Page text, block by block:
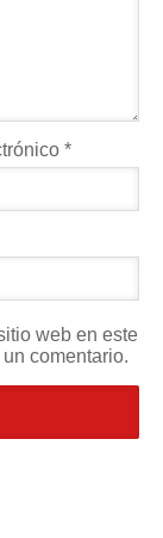
*
web en este
comentario.